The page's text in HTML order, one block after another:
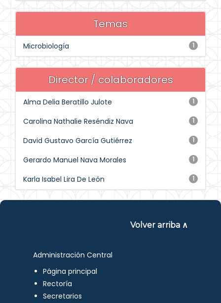
Temas
1
Microbiología
Director / colaboradores
1
Alma Delia Beratillo Julote
1
Carolina Nathalie Reséndiz Nava
1
David Gustavo García Gutiérrez
1
Gerardo Manuel Nava Morales
1
Karla Isabel Lira De León
Volver arriba ∧
Administración Central
Página principal
Rectoría
Secretarios